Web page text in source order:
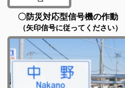
〇防災対応型信号機の作動
（矢印信号に従ってください）